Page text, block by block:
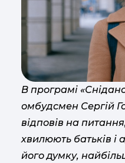
В програмі
омбудсмен Сергій
відповів на
хвилюють батьків і
його думку,